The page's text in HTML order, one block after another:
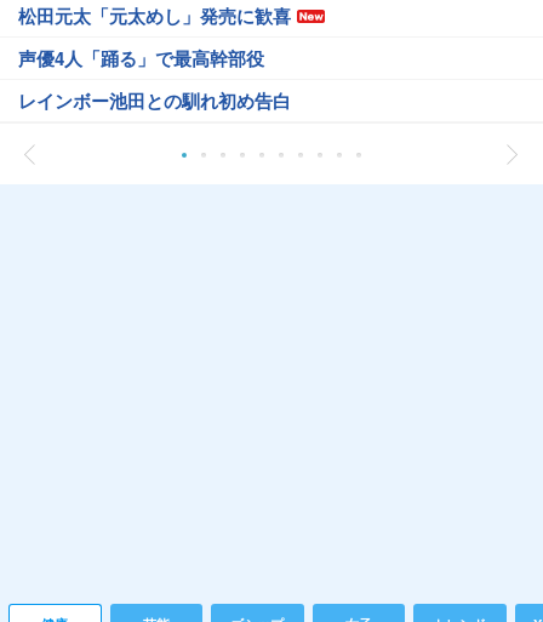
松田元太「元太めし」発売に歓喜
声優4人「踊る」で最高幹部役
レインボー池田との馴れ初め告白